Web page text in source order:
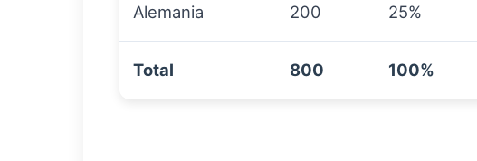
Alemania 200 25%
Total 800 100%